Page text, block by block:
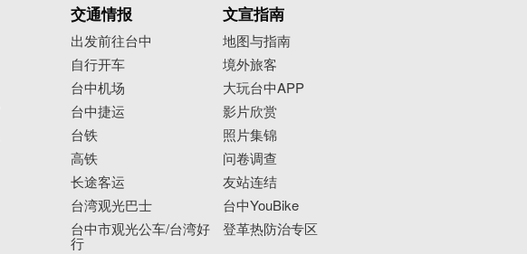
交通情报
出发前往台中
自行开车
台中机场
台中捷运
台铁
高铁
长途客运
台湾观光巴士
台中市观光公车/台湾好
行
文宣指南
地图与指南
境外旅客
大玩台中APP
影片欣赏
照片集锦
问卷调查
友站连结
台中YouBike
登革热防治专区